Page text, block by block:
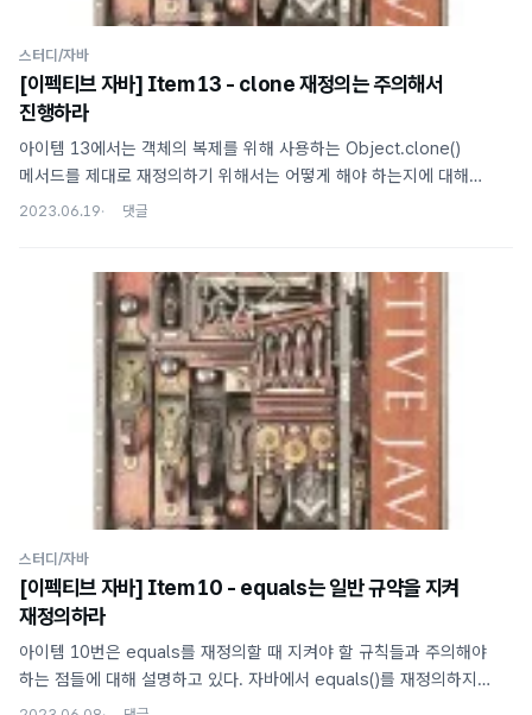
스터디/자바
[이펙티브 자바] Item 13 - clone 재정의는 주의해서
진행하라
아이템 13에서는 객체의 복제를 위해 사용하는 Object.clone()
메서드를 제대로 재정의하기 위해서는 어떻게 해야 하는지에 대해
설명하고 있다. 또한, Object.clone() 이 동작하도록 하기 위해
구현하면 안 되고, 객체의 복제 기능을 구현하기 위해서는 생성자와
팩토리를 사용해야 한다는 조언을 하고 있다. Object.clone()과
Cloneable의 동작 방식 먼저 이 메서드의 동작 방식에 대해 알아보자.
일반적인 경우와 달리 이 메서드는 선언은 Object 클래스에 되어있지만
빈 인터페이스인 Cloneable을 구현해야만 제대로 작동하도록
2023.06.19
스터디/자바
[이펙티브 자바] Item 10 - equals는 일반 규약을 지켜
재정의하라
아이템 10번은 equals를 재정의할 때 지켜야 할 규칙들과 주의해야
하는 점들에 대해 설명하고 있다. 자바에서 equals()를 재정의하지
않으면 오직 자기 자신의 인스턴스와만 같게 되기 때문에 필요한 경우